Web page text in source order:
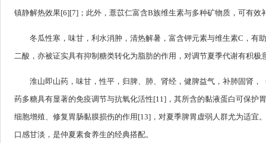
镇静解热效果[6][7]；此外，薏苡仁富含B族维生素与多种矿物质，可有
冬瓜性寒，味甘，利水消肿，清热解暑，富含钾元素与维生素C，有
二酸，亦被证实具有抑制糖类转化为脂肪的作用，对调节夏季代谢有积
淮山即山药，味甘，性平，归脾、肺、肾经，健脾益气，补肺固肾
药多糖具有显著的免疫调节与抗氧化活性[11]，其所含的黏液蛋白可保
细胞增殖、修复胃肠黏膜损伤的作用[13]，对夏季脾胃虚弱人群尤为适
口感甘淡，是仲夏素食养生的经典搭配。